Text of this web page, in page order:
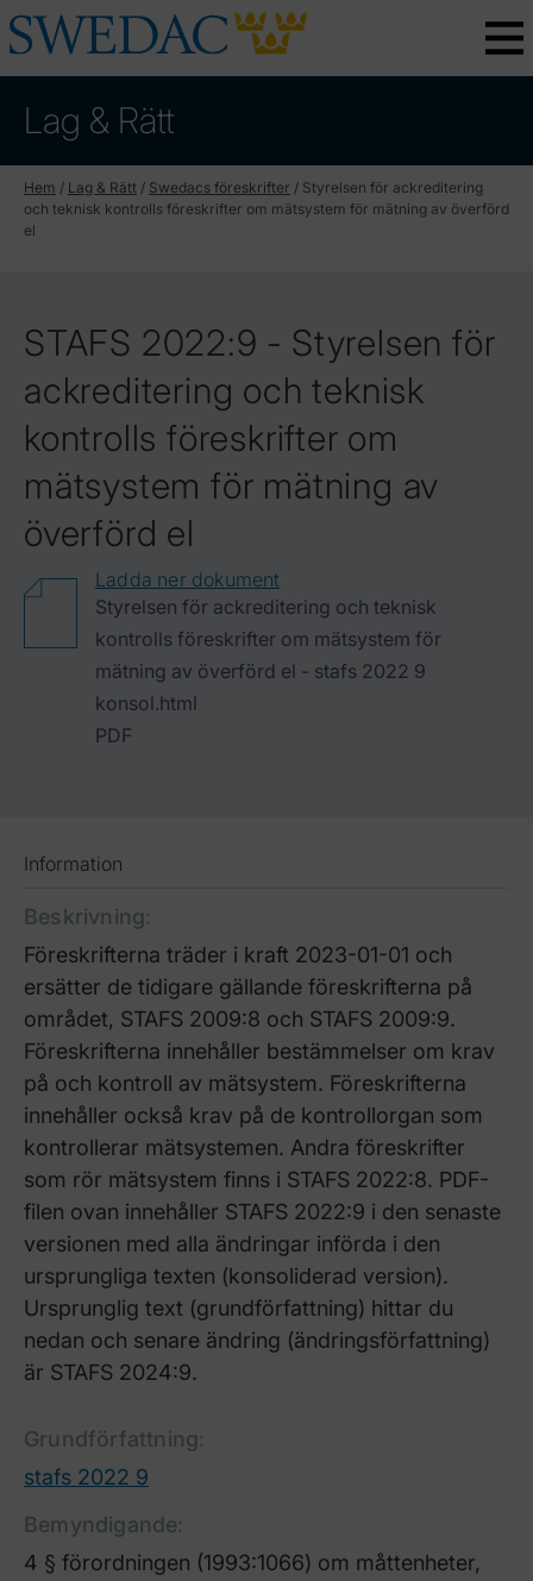
Lag & Rätt
Hem / Lag & Rätt / Swedacs föreskrifter / Styrelsen för ackreditering
och teknisk kontrolls föreskrifter om mätsystem för mätning av överförd
el
STAFS 2022:9 - Styrelsen för
ackreditering och teknisk
kontrolls föreskrifter om
mätsystem för mätning av
överförd el
Ladda ner dokument
Styrelsen för ackreditering och teknisk
kontrolls föreskrifter om mätsystem för
mätning av överförd el - stafs 2022 9
konsol.html
PDF
Information
Beskrivning:
Föreskrifterna träder i kraft 2023-01-01 och
ersätter de tidigare gällande föreskrifterna på
området, STAFS 2009:8 och STAFS 2009:9.
Föreskrifterna innehåller bestämmelser om krav
på och kontroll av mätsystem. Föreskrifterna
innehåller också krav på de kontrollorgan som
kontrollerar mätsystemen. Andra föreskrifter
som rör mätsystem finns i STAFS 2022:8. PDF-
filen ovan innehåller STAFS 2022:9 i den senaste
versionen med alla ändringar införda i den
ursprungliga texten (konsoliderad version).
Ursprunglig text (grundförfattning) hittar du
nedan och senare ändring (ändringsförfattning)
är STAFS 2024:9.
Grundförfattning:
stafs 2022 9
Bemyndigande:
4 § förordningen (1993:1066) om måttenheter,